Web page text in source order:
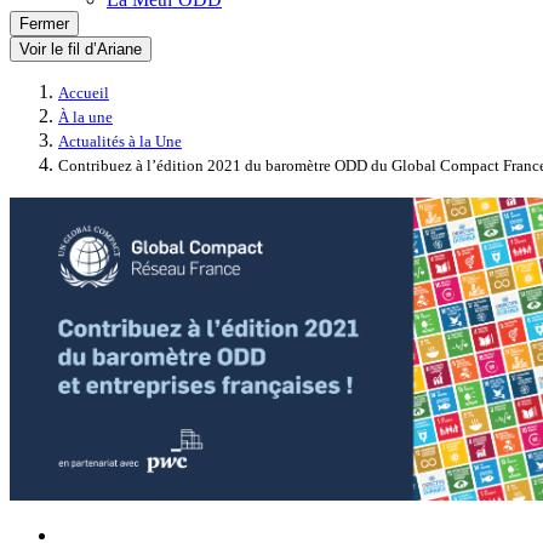
Fermer
Voir le fil d’Ariane
Accueil
À la une
Actualités à la Une
Contribuez à l’édition 2021 du baromètre ODD du Global Compact